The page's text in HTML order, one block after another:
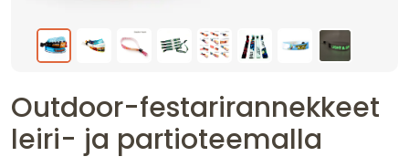
Outdoor-festarirannekkeet
leiri- ja partioteemalla